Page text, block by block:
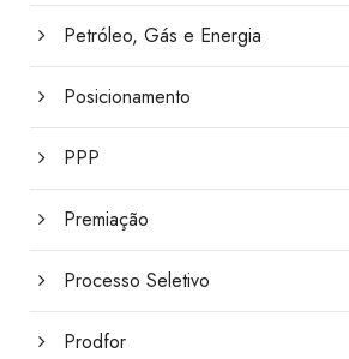
Petróleo, Gás e Energia
Posicionamento
PPP
Premiação
Processo Seletivo
Prodfor